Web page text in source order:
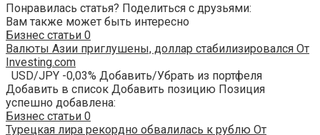
Понравилась статья? Поделиться с друзьями:
Вам также может быть интересно
Бизнес статьи 0
Валюты Азии приглушены, доллар стабилизировался От
Investing.com
USD/JPY -0,03% Добавить/Убрать из портфеля
Добавить в список Добавить позицию Позиция
успешно добавлена:
Бизнес статьи 0
Турецкая лира рекордно обвалилась к рублю От